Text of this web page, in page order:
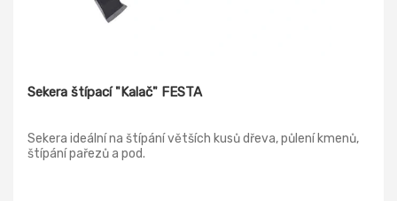
Sekera štípací "Kalač" FESTA
Sekera ideální na štípání větších kusů dřeva, půlení kmenů,
štípání pařezů a pod.